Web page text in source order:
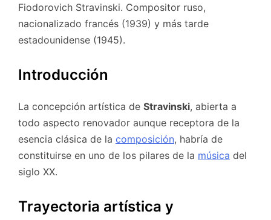
Fiodorovich Stravinski. Compositor ruso,
nacionalizado francés (1939) y más tarde
estadounidense (1945).
Introducción
La concepción artística de Stravinski, abierta a
todo aspecto renovador aunque receptora de la
esencia clásica de la composición, habría de
constituirse en uno de los pilares de la música del
siglo XX.
Trayectoria artística y